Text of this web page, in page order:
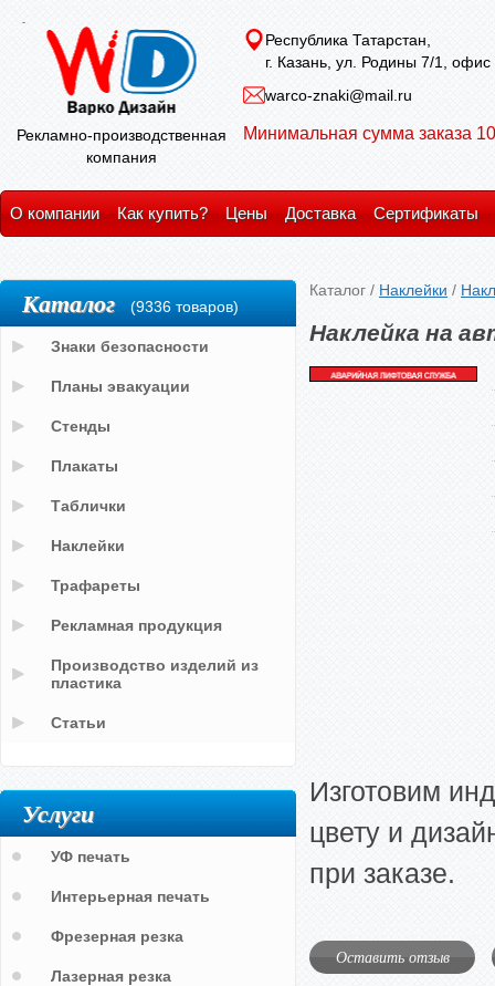
Рекламно-производственная
компания
Республика Татарстан,
г. Казань, ул. Родины 7/1, офис
warco-znaki@mail.ru
Минимальная сумма заказа
О компании Как купить? Цены Доставка Сертификаты
Каталог / Наклейки /
Наклейка на
Изготовим
цвету и
при заказе.
Оставить отзыв
Каталог (9336 товаров)
Знаки безопасности
Планы эвакуации
Стенды
Плакаты
Таблички
Наклейки
Трафареты
Рекламная продукция
Производство изделий из
пластика
Статьи
Услуги
УФ печать
Интерьерная печать
Фрезерная резка
Лазерная резка